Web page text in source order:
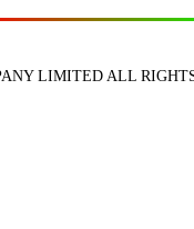
LIMITED ALL